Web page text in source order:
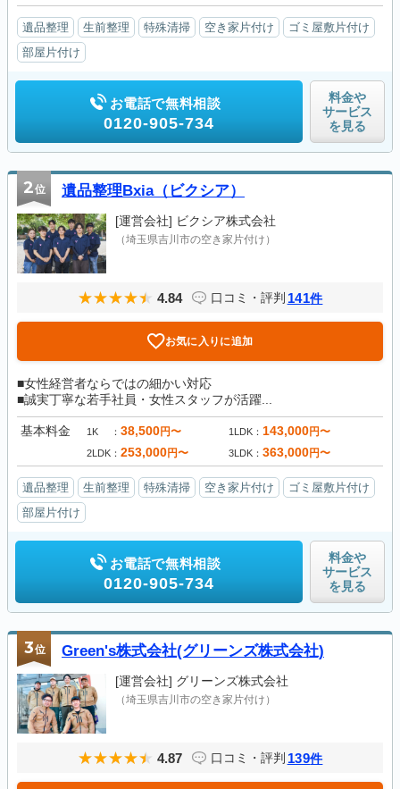
遺品整理 生前整理 特殊清掃 空き家片付け
ゴミ屋敷片付け
部屋片付け
お電話で無料相談
0120-905-734
料金や
サービス
を見る
2位 遺品整理Bxia（ビクシア）
[運営会社] ビクシア株式会社
（埼玉県吉川市の空き家片付け）
4.84 口コミ・評判 141件
お気に入りに追加
■女性経営者ならではの細かい対応
■誠実丁寧な若手社員・女性スタッフが活躍...
基本料金 1K 38,500円〜 1LDK 143,000円〜
2LDK 253,000円〜 3LDK 363,000円〜
遺品整理 生前整理 特殊清掃 空き家片付け
ゴミ屋敷片付け
部屋片付け
お電話で無料相談
0120-905-734
料金や
サービス
を見る
3位 Green's株式会社(グリーンズ株式会社)
[運営会社] グリーンズ株式会社
（埼玉県吉川市の空き家片付け）
4.87 口コミ・評判 139件